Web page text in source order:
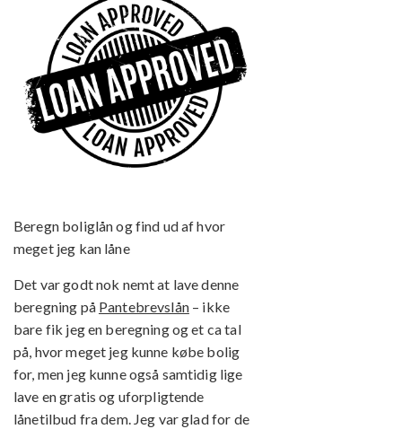
Beregn boliglån og find ud af hvor
meget jeg kan låne
Det var godt nok nemt at lave denne
beregning på Pantebrevslån– ikke
bare fik jeg en beregning og et ca tal
på, hvor meget jeg kunne købe bolig
for, men jeg kunne også samtidig lige
lave en gratis og uforpligtende
lånetilbud fra dem. Jeg var glad for de